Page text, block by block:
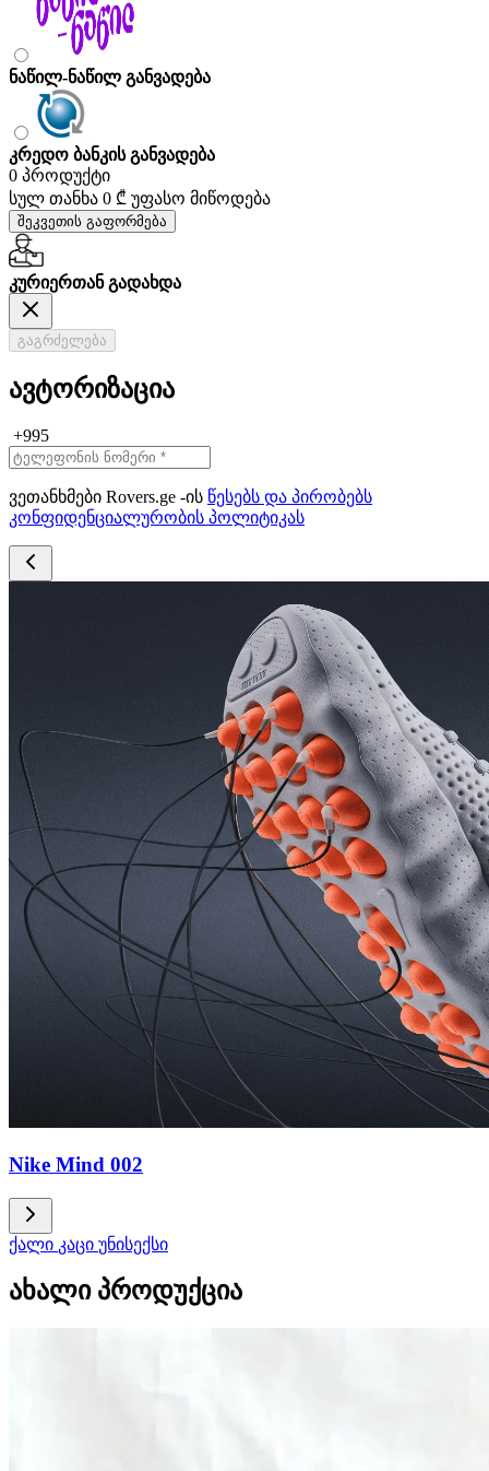
ნაწილ-ნაწილ განვადება
კრედო ბანკის განვადება
0 პროდუქტი
სულ თანხა 0 ₾ უფასო მიწოდება
შეკვეთის გაფორმება
კურიერთან გადახდა
გაგრძელება
ავტორიზაცია
+995
ვეთანხმები Rovers.ge -ის წესებს და პირობებს
კონფიდენციალურობის პოლიტიკას
Nike Mind 002
ქალი კაცი უნისექსი
ახალი პროდუქცია